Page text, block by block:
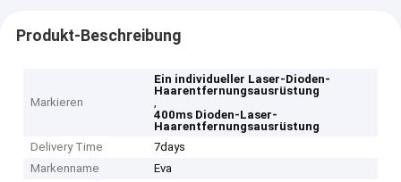
Produkt-Beschreibung
Markieren
Ein individueller Laser-Dioden-
Haarentfernungsausrüstung
,
400ms Dioden-Laser-
Haarentfernungsausrüstung
Delivery Time
7days
Markenname
Eva